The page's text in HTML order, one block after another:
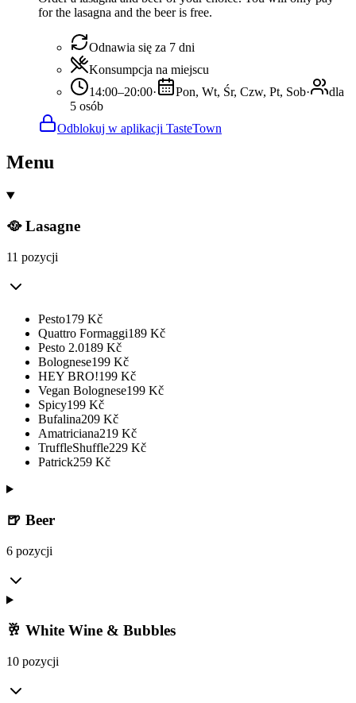
for the lasagna and the beer is free.
Odnawia się za 7 dni
Konsumpcja na miejscu
14:00–20:00· Pon, Wt, Śr, Czw, Pt, Sob·
dla
5 osób
Odblokuj w aplikacji TasteTown
Menu
🥘 Lasagne
11 pozycji
Pesto179 Kč
Quattro Formaggi189 Kč
Pesto 2.0189 Kč
Bolognese199 Kč
HEY BRO!199 Kč
Vegan Bolognese199 Kč
Spicy199 Kč
Bufalina209 Kč
Amatriciana219 Kč
TruffleShuffle229 Kč
Patrick259 Kč
🍺 Beer
6 pozycji
🥂 White Wine & Bubbles
10 pozycji